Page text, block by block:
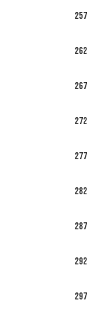
257
262
267
272
277
282
287
292
297